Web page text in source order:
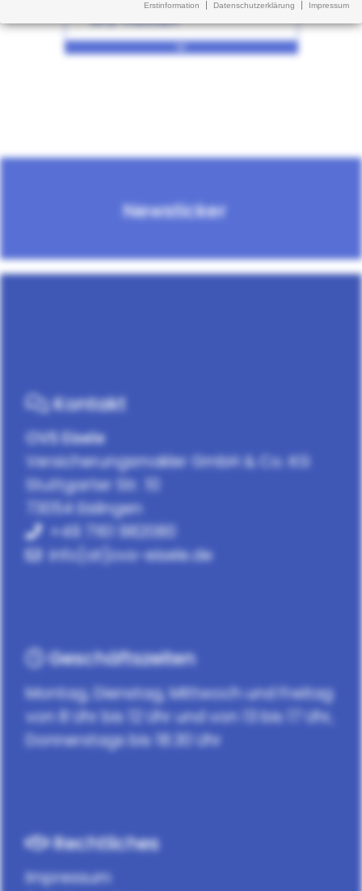
Erstinformation Datenschutzerklärung Impressum
KFZ-Flotten
Newsticker
Kontakt
OVS Eisele
Versicherungsmakler GmbH & Co. KG
Stuttgarter Str. 10
73054 Eislingen
+49 7161 982080
info[at]ovs-eisele.de
Geschäftszeiten
Montag, Dienstag, Mittwoch und Freitag
von 8 Uhr bis 12 Uhr und von 13 bis 17 Uhr,
Donnerstags bis 18.30 Uhr
Rechtliches
Impressum